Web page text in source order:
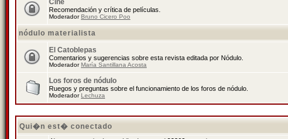
Cine
Recomendación y crítica de películas.
ModeradorBruno Cicero Poo
nódulo materialista
El Catoblepas
Comentarios y sugerencias sobre esta revista editada por Nódulo.
ModeradorMaría Santillana Acosta
Los foros de nódulo
Ruegos y preguntas sobre el funcionamiento de los foros de nódulo.
ModeradorLechuza
Qui�n est� conectado